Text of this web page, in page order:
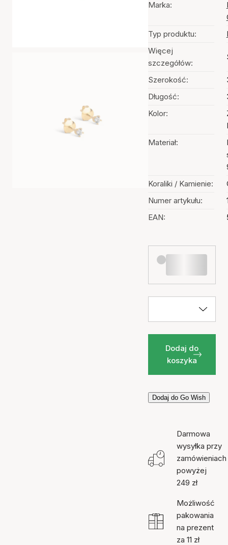
Marka:
Typ produktu:
Więcej
szczegółów:
Szerokość:
Długość:
Kolor:
Materiał:
Koraliki / Kamienie:
Numer artykułu:
EAN:
Dodaj do
koszyka
Dodaj do Go Wish
Darmowa
wysyłka przy
zamówieniach
powyżej
249 zł
Możliwość
pakowania
na prezent
za 11 zł